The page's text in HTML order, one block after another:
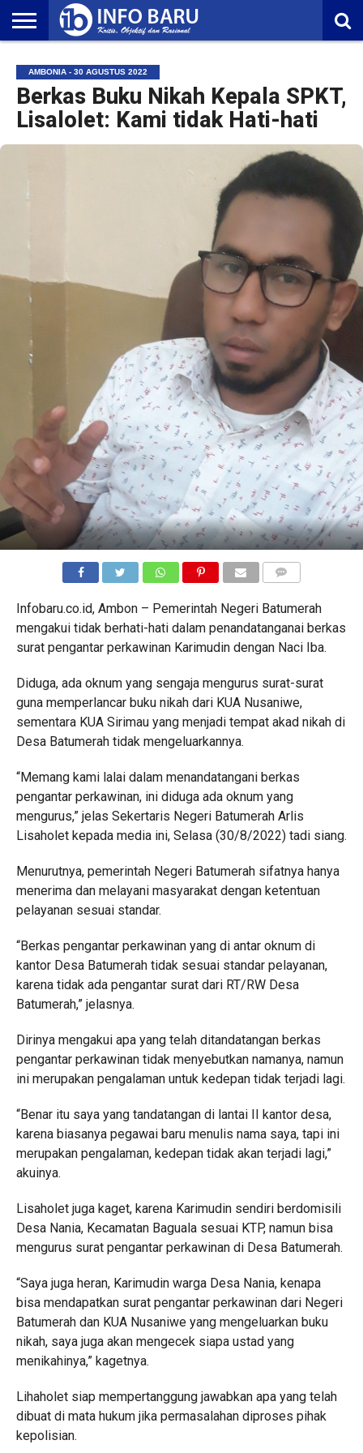
NASIONAL
AMBONIA
MALUKU
EKONOMI
POLITIK
OLAHRAGA
LIFESTYLE
REDAKSI
AMBONIA - 30 AGUSTUS 2022
Berkas Buku Nikah Kepala SPKT,
Lisalolet: Kami tidak Hati-hati
Infobaru.co.id, Ambon – Pemerintah Negeri Batumerah
mengakui tidak berhati-hati dalam penandatanganai berkas
surat pengantar perkawinan Karimudin dengan Naci Iba.
Diduga, ada oknum yang sengaja mengurus surat-surat
guna memperlancar buku nikah dari KUA Nusaniwe,
sementara KUA Sirimau yang menjadi tempat akad nikah di
Desa Batumerah tidak mengeluarkannya.
“Memang kami lalai dalam menandatangani berkas
pengantar perkawinan, ini diduga ada oknum yang
mengurus,” jelas Sekertaris Negeri Batumerah Arlis
Lisaholet kepada media ini, Selasa (30/8/2022) tadi siang.
Menurutnya, pemerintah Negeri Batumerah sifatnya hanya
menerima dan melayani masyarakat dengan ketentuan
pelayanan sesuai standar.
“Berkas pengantar perkawinan yang di antar oknum di
kantor Desa Batumerah tidak sesuai standar pelayanan,
karena tidak ada pengantar surat dari RT/RW Desa
Batumerah,” jelasnya.
Dirinya mengakui apa yang telah ditandatangan berkas
pengantar perkawinan tidak menyebutkan namanya, namun
ini merupakan pengalaman untuk kedepan tidak terjadi lagi.
“Benar itu saya yang tandatangan di lantai II kantor desa,
karena biasanya pegawai baru menulis nama saya, tapi ini
merupakan pengalaman, kedepan tidak akan terjadi lagi,”
akuinya.
Lisaholet juga kaget, karena Karimudin sendiri berdomisili
Desa Nania, Kecamatan Baguala sesuai KTP, namun bisa
mengurus surat pengantar perkawinan di Desa Batumerah.
“Saya juga heran, Karimudin warga Desa Nania, kenapa
bisa mendapatkan surat pengantar perkawinan dari Negeri
Batumerah dan KUA Nusaniwe yang mengeluarkan buku
nikah, saya juga akan mengecek siapa ustad yang
menikahinya,” kagetnya.
Lihaholet siap mempertanggung jawabkan apa yang telah
dibuat di mata hukum jika permasalahan diproses pihak
kepolisian.